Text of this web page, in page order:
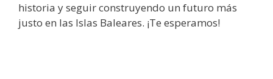
historia y seguir construyendo un futuro más
justo en las Islas Baleares. ¡Te esperamos!